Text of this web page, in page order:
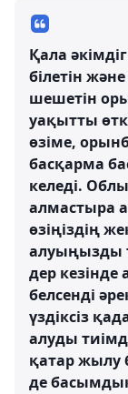
Қала
білетін
шешетін
уақытты
өзіме,
басқарма
келеді.
алмастыра
өзіңіздің
алуыңызды
дер
белсенді
үздіксіз
алуды
қатар жылу
де